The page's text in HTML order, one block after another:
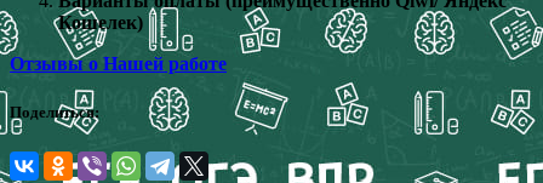
Кошелек)
Отзывы о Нашей работе
Поделиться: